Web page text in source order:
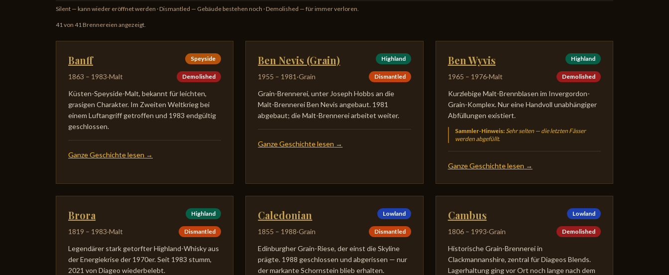
Silent — kann wieder eröffnet werden · Dismantled — Gebäude bestehen noch · Demolished — für immer verloren.
41 von 41 Brennereien angezeigt.
Banff Speyside
1863 – 1983·Malt Demolished
Küsten-Speyside-Malt, bekannt für leichten,
grasigen Charakter. Im Zweiten Weltkrieg bei
einem Luftangriff getroffen und 1983 endgültig
geschlossen.
Ganze Geschichte lesen →
Ben Nevis (Grain) Highland
1955 – 1981 ·Grain Dismantled
Grain-Brennerei, unter Joseph Hobbs an die
Malt-Brennerei Ben Nevis angebaut. 1981
abgebaut; die Malt-Brennerei arbeitet weiter.
Ganze Geschichte lesen →
Ben Wyvis Highland
1965 – 1976·Malt Demolished
Kurzlebige Malt-Brennblasen im Invergordon-
Grain-Komplex. Nur eine Handvoll unabhängiger
Abfüllungen existiert.
Sammler-Hinweis: Sehr selten — die letzten Fässer
werden abgefüllt.
Ganze Geschichte lesen →
Brora Highland
1819 – 1983·Malt Dismantled
Legendärer stark getorfter Highland-Whisky aus
der Energiekrise der 1970er. Seit 1983 stumm,
2021 von Diageo wiederbelebt.
Caledonian Lowland
1855 – 1988·Grain Dismantled
Edinburgher Grain-Riese, der einst die Skyline
prägte. 1988 geschlossen und abgerissen — nur
der markante Schornstein blieb erhalten.
Cambus Lowland
1806– 1993·Grain Demolished
Historische Grain-Brennerei in
Clackmannanshire, zentral für Diageos Blends.
Lagerhaltung ging vor Ort noch lange nach dem